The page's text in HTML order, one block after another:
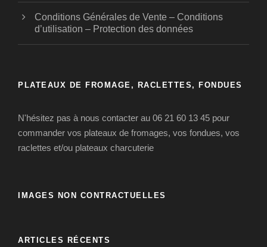
Conditions Générales de Vente – Conditions
d’utilisation – Protection des données
PLATEAUX DE FROMAGE, RACLETTES, FONDUES
N'hésitez pas à nous contacter au 06 21 60 13 45 pour
commander vos plateaux de fromages, vos fondues, vos
raclettes et/ou plateaux charcuterie
IMAGES NON CONTRACTUELLES
ARTICLES RÉCENTS